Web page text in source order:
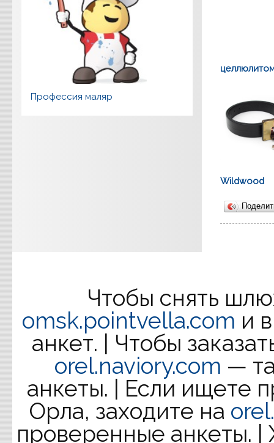
Wildwood
Профессия маляр
Чтобы снять
omsk.pointvella.com и
анкет. | Чтобы
orel.naviory.com —
анкеты. | Если ищете
Орла, заходите на
проверенные анкеты. |